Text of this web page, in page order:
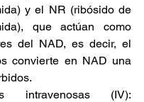
y el NR (ribósido de
que actúan como
del NAD, es decir, el
convierte en NAD una
intravenosas (IV):